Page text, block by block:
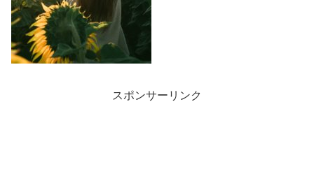
スポンサーリンク